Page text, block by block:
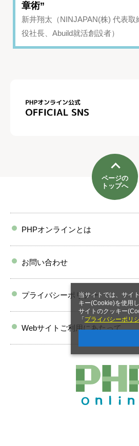
当サイトでは、サイ
キー(Cookie)を使用し
サイトのクッキー
「 プライバシーポリ
章術”
新井翔太（NINJAPAN(株) 代表取
役社長、Abuild就活創設者）
ページの
トップへ
PHPオンラインとは
お問い合わせ
プライバシーポリシー
Webサイトご利用にあたって